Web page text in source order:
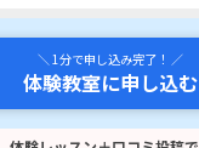
＼ 1分で申し込み完了！ ／
体験教室に申し込む